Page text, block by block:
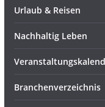
Urlaub & Reisen
Nachhaltig Leben
Branchenverzeichnis